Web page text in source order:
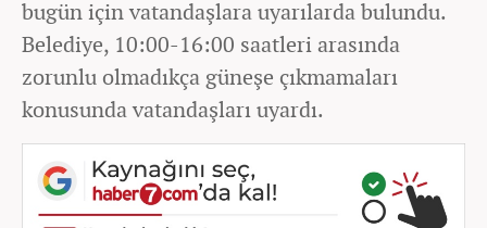
bugün için vatandaşlara uyarılarda bulundu.
Belediye, 10:00-16:00 saatleri arasında
zorunlu olmadıkça güneşe çıkmamaları
konusunda vatandaşları uyardı.